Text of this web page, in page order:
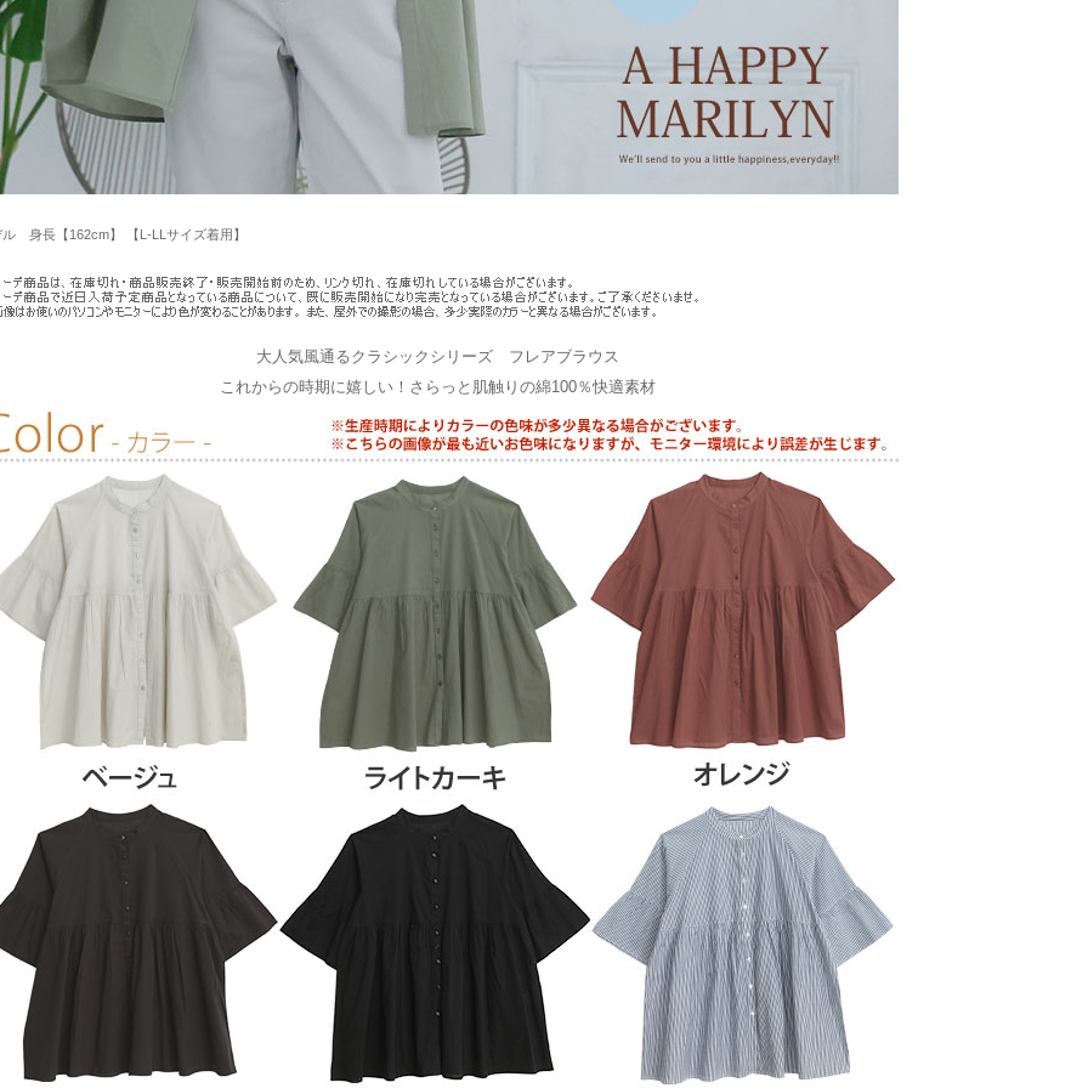
ル 身長【162cm】 【L-LLサイズ着用】
大人気風通るクラシックシリーズ フレアブラウス
これからの時期に嬉しい！さらっと肌触りの綿100％快適素材